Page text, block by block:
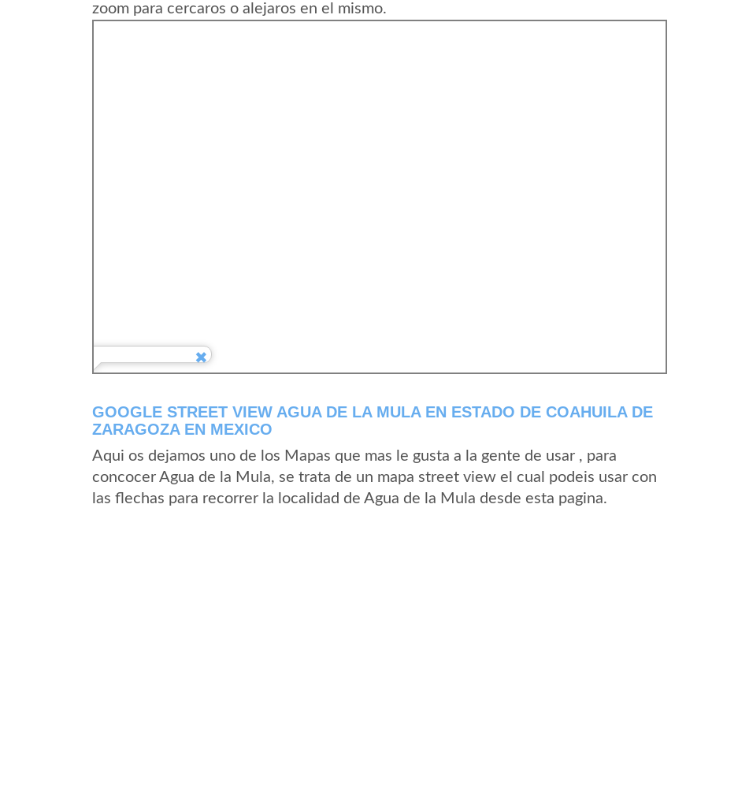
zoom para cercaros o alejaros en el mismo.
GOOGLE STREET VIEW AGUA DE LA MULA EN ESTADO DE COAHUILA DE
ZARAGOZA EN MEXICO
Aqui os dejamos uno de los Mapas que mas le gusta a la gente de usar , para
concocer Agua de la Mula, se trata de un mapa street view el cual podeis usar con
las flechas para recorrer la localidad de Agua de la Mula desde esta pagina.